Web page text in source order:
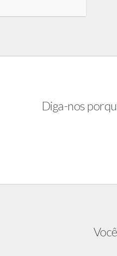
Diga-nos